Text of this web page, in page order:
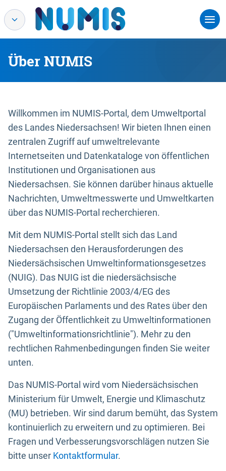
Über NUMIS
Willkommen im NUMIS-Portal, dem Umweltportal
des Landes Niedersachsen! Wir bieten Ihnen einen
zentralen Zugriff auf umweltrelevante
Internetseiten und Datenkataloge von öffentlichen
Institutionen und Organisationen aus
Niedersachsen. Sie können darüber hinaus aktuelle
Nachrichten, Umweltmesswerte und Umweltkarten
über das NUMIS-Portal recherchieren.
Mit dem NUMIS-Portal stellt sich das Land
Niedersachsen den Herausforderungen des
Niedersächsischen Umweltinformationsgesetzes
(NUIG). Das NUIG ist die niedersächsische
Umsetzung der Richtlinie 2003/4/EG des
Europäischen Parlaments und des Rates über den
Zugang der Öffentlichkeit zu Umweltinformationen
("Umweltinformationsrichtlinie"). Mehr zu den
rechtlichen Rahmenbedingungen finden Sie weiter
unten.
Das NUMIS-Portal wird vom Niedersächsischen
Ministerium für Umwelt, Energie und Klimaschutz
(MU) betrieben. Wir sind darum bemüht, das System
kontinuierlich zu erweitern und zu optimieren. Bei
Fragen und Verbesserungsvorschlägen nutzen Sie
bitte unser Kontaktformular.